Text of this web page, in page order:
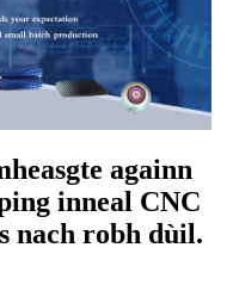
againn
inneal CNC
nach robh dùil.